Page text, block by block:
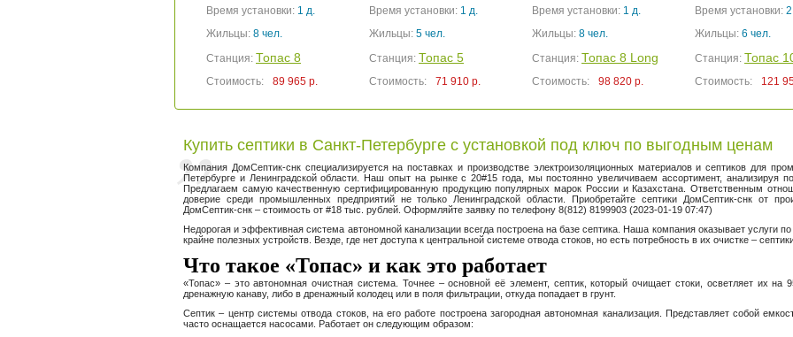
Время установки: 1 д.
Жильцы: 8 чел.
Станция: Топас 8
Стоимость: 89 965 р.
Время установки: 1 д.
Жильцы: 5 чел.
Станция: Топас 5
Стоимость: 71 910 р.
Время установки: 1 д.
Жильцы: 8 чел.
Станция: Топас 8 Long
Стоимость: 98 820 р.
Время установки:
Жильцы: 6 чел.
Станция: Топас
Стоимость: 121
Купить септики в Санкт-Петербурге с установкой под ключ по выгодным ценам
Компания ДомСептик-снк специализируется на поставках и производстве электроизоляционных материалов и септиков для
Петербурге и Ленинградской области. Наш опыт на рынке с 20#15 года, мы постоянно увеличиваем ассортимент, анализируя
Предлагаем самую качественную сертифицированную продукцию популярных марок России и Казахстана. Ответственным
доверие среди промышленных предприятий не только Ленинградской области. Приобретайте септики ДомСептик-снк от
ДомСептик-снк – стоимость от #18 тыс. рублей. Оформляйте заявку по телефону 8(812) 8199903 (2023-01-19 07:47)
Недорогая и эффективная система автономной канализации всегда построена на базе септика. Наша компания оказывает услуги
крайне полезных устройств. Везде, где нет доступа к центральной системе отвода стоков, но есть потребность в их очистке –
Что такое «Топас» и как это работает
«Топас» – это автономная очистная система. Точнее – основной её элемент, септик, который очищает стоки, осветляет их на
дренажную канаву, либо в дренажный колодец или в поля фильтрации, откуда попадает в грунт.
Септик – центр системы отвода стоков, на его работе построена загородная автономная канализация. Представляет собой
часто оснащается насосами. Работает он следующим образом: